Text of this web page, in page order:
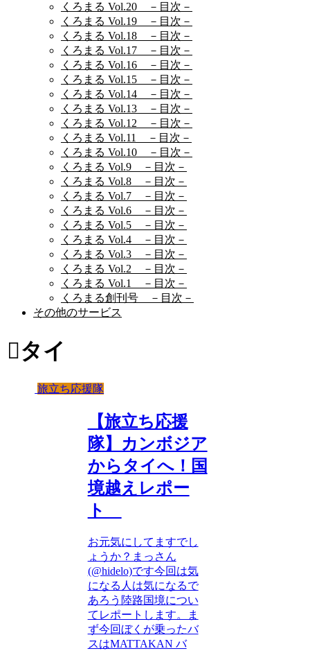
くろまる Vol.20 －目次－
くろまる Vol.19 －目次－
くろまる Vol.18 －目次－
くろまる Vol.17 －目次－
くろまる Vol.16 －目次－
くろまる Vol.15 －目次－
くろまる Vol.14 －目次－
くろまる Vol.13 －目次－
くろまる Vol.12 －目次－
くろまる Vol.11 －目次－
くろまる Vol.10 －目次－
くろまる Vol.9 －目次－
くろまる Vol.8 －目次－
くろまる Vol.7 －目次－
くろまる Vol.6 －目次－
くろまる Vol.5 －目次－
くろまる Vol.4 －目次－
くろまる Vol.3 －目次－
くろまる Vol.2 －目次－
くろまる Vol.1 －目次－
くろまる創刊号 －目次－
その他のサービス
タイ
旅立ち応援隊
【旅立ち応援
隊】カンボジア
からタイへ！国
境越えレポー
ト
お元気にしてますでし
ょうか？まっさん
(@hidelo)です今回は気
になる人は気になるで
あろう陸路国境につい
てレポートします。ま
ず今回ぼくが乗ったバ
スはMATTAKAN バ